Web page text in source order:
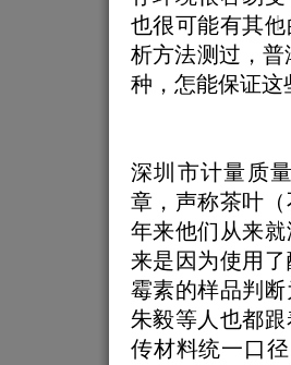
也很可能有其
析方法测过，
种，怎能保证这
深圳市计量质
章，声称茶叶
年来他们从来
来是因为使用
霉素的样品判
朱毅等人也都
传材料统一口